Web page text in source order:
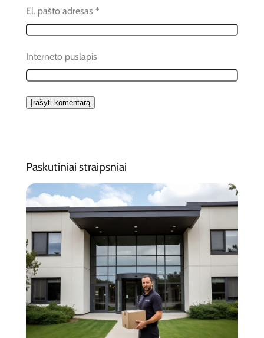
El. pašto adresas *
Interneto puslapis
Paskutiniai straipsniai